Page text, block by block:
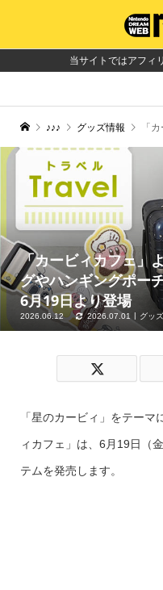
当サイトではアフィ
♪♪♪ グッズ情報 「カービ
「カービィカフェ」
グやハンギングポー
6月19日より登場
2026.06.12 2026.07.01 グッ
「星のカービィ」をテー
ィカフェ」は、6月19日（
テムを発売します。